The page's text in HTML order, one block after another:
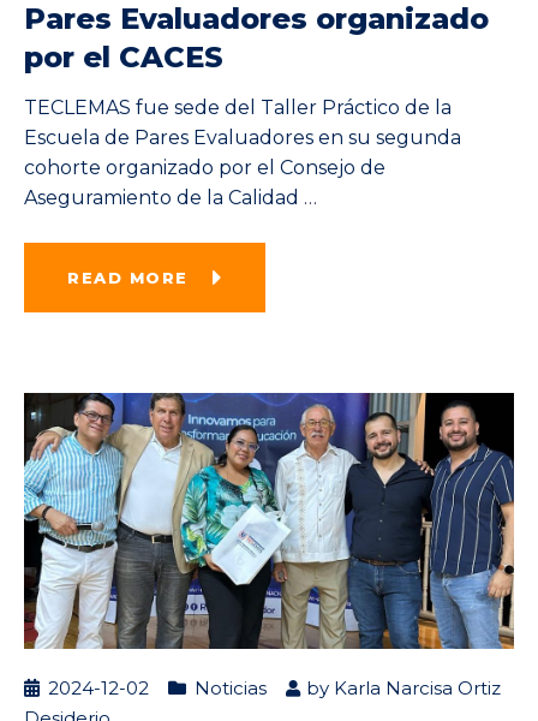
Pares Evaluadores organizado
por el CACES
TECLEMAS fue sede del Taller Práctico de la
Escuela de Pares Evaluadores en su segunda
cohorte organizado por el Consejo de
Aseguramiento de la Calidad …
READ MORE
2024-12-02 Noticias by Karla Narcisa Ortiz